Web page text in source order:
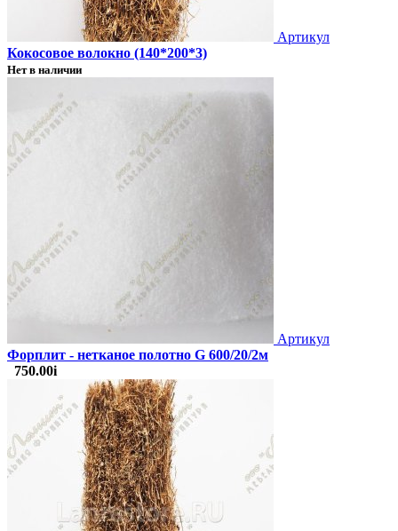
Артикул
Кокосовое волокно (140*200*3)
Нет в наличии
Артикул
Форплит - нетканое полотно G 600/20/2м
750.00i